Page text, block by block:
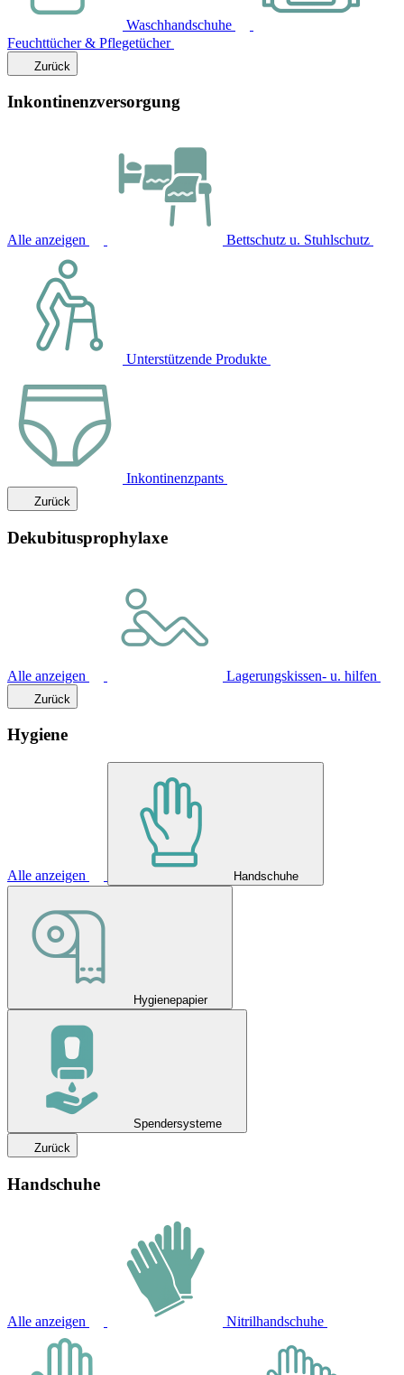
Waschhandschuhe
Feuchttücher & Pflegetücher
Zurück
Inkontinenzversorgung
Alle anzeigen Bettschutz u. Stuhlschutz
Unterstützende Produkte
Inkontinenzpants
Zurück
Dekubitusprophylaxe
Alle anzeigen Lagerungskissen- u. hilfen
Zurück
Hygiene
Alle anzeigen Handschuhe
Hygienepapier
Spendersysteme
Zurück
Handschuhe
Alle anzeigen Nitrilhandschuhe